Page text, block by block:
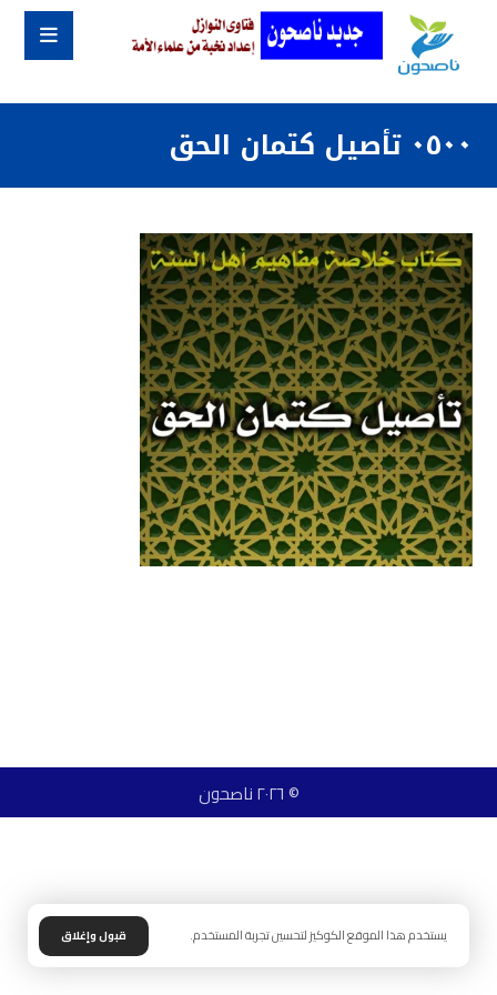
٠٥٠٠ تأصيل كتمان الحق
© ٢٠٢٦ ناصحون
يستخدم هذا الموقع الكوكيز لتحسين تجربة المستخدم. قبول وإغلاق